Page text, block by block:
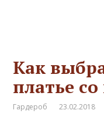
Как
платье
Гардероб 23.02.2018